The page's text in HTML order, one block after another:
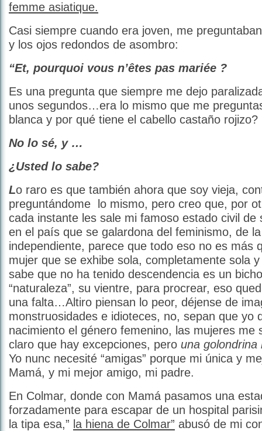
femme asiatique.
Casi siempre cuando era joven, me
y los ojos redondos de asombro:
“Et, pourquoi vous n’êtes pas mariée ?
Es una pregunta que siempre me dejo
unos segundos…era lo mismo que me
blanca y por qué tiene el cabello castaño rojizo?
No lo sé, y …
¿Usted lo sabe?
Lo raro es que también ahora que soy vieja,
preguntándome lo mismo, pero creo que, por
cada instante les sale mi famoso estado civil de
en el país que se galardona del feminismo, de
independiente, parece que todo eso no es más
mujer que se exhibe sola, completamente sola
sabe que no ha tenido descendencia es un
“naturaleza”, su vientre, para procrear, eso
una falta…Altiro piensan lo peor, déjense de
monstruosidades e idioteces, no, sepan que yo
nacimiento el género femenino, las mujeres me
claro que hay excepciones, pero una golondrina
Yo nunc necesité “amigas” porque mi única y
Mamá, y mi mejor amigo, mi padre.
En Colmar, donde con Mamá pasamos una
forzadamente para escapar de un hospital
la tipa esa,” la hiena de Colmar” abusó de mi